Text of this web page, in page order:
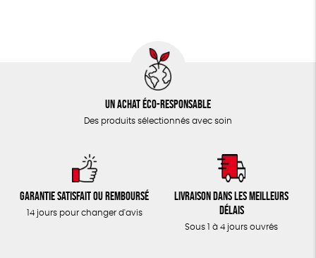
Un achat éco-responsable
Des produits sélectionnés avec soin
Garantie satisfait ou remboursé
14 jours pour changer d'avis
Livraison dans les meilleurs
délais
Sous 1 à 4 jours ouvrés